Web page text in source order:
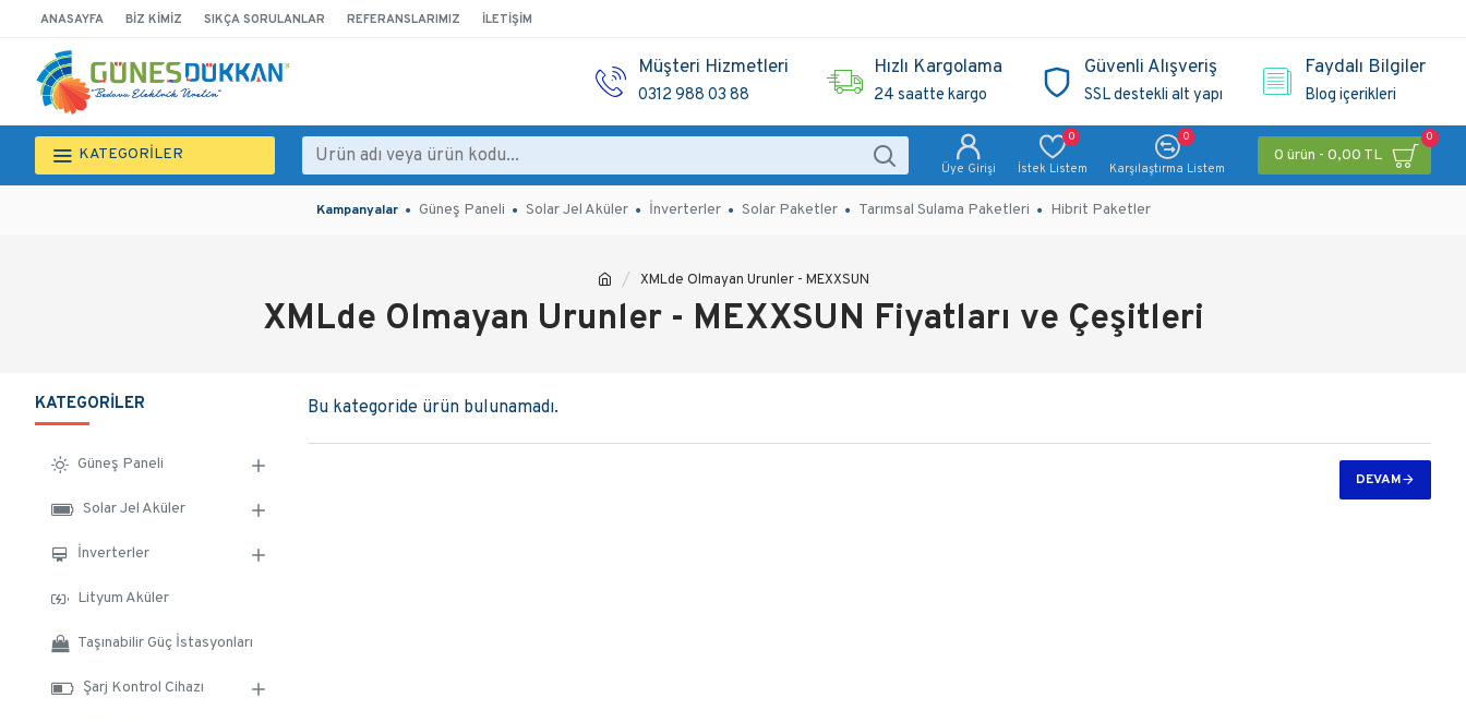
ANASAYFA BIZ KIMIZ SIKÇA SORULANLAR REFERANSLARIMIZ İLETIŞIM
Müşteri Hizmetleri
0312 988 03 88
Hızlı Kargolama
24 saatte kargo
Güvenli Alışveriş
SSL destekli alt yapı
Faydalı Bilgiler
Blog içerikleri
KATEGORİLER
Üye Girişi İstek Listem
0
Karşılaştırma Listem
0
0 ürün - 0,00 TL
0
Kampanyalar Güneş Paneli Solar Jel Aküler İnverterler Solar Paketler Tarımsal Sulama Paketleri Hibrit Paketler
XMLde Olmayan Urunler - MEXXSUN
XMLde Olmayan Urunler - MEXXSUN Fiyatları ve Çeşitleri
KATEGORILER
Güneş Paneli
Solar Jel Aküler
İnverterler
Lityum Aküler
Taşınabilir Güç İstasyonları
Şarj Kontrol Cihazı
Bu kategoride ürün bulunamadı.
DEVAM